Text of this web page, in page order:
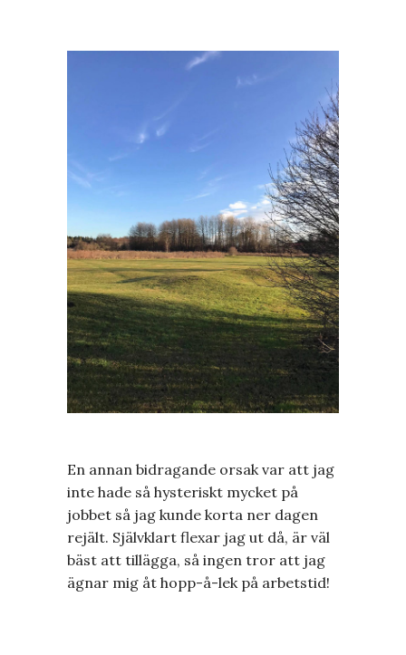
En annan bidragande orsak var att jag
inte hade så hysteriskt mycket på
jobbet så jag kunde korta ner dagen
rejält. Självklart flexar jag ut då, är väl
bäst att tillägga, så ingen tror att jag
ägnar mig åt hopp-å-lek på arbetstid!